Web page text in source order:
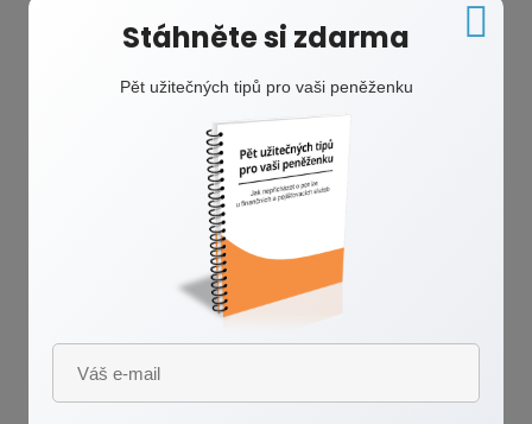
Vlastní rezerva jako zdravý základ, nikoliv
projev nedůvěry
Mluvit otevřeně o penězích je skvělé, ale občas máme
posledního haléře. Skutečnost je však taková, že
zachování určité míry finančního soukromí vztahu
nesmírně prospívá. Mít k dispozici vlastní úspory
neznamená, že partnerovi nevěříte nebo že si
necháváte zadní vrátka. Naopak to ukazuje vaši
dospělost a schopnost postarat se o sebe. Osobní
finanční polštář vám dodá obrovský klid na duši a sníží
stres z nečekaných životních výkyvů.
radosti bez zbytečného vysvětlování. Možná si rádi
Stáhněte si zdarma
Pět užitečných tipů pro vaši peněženku